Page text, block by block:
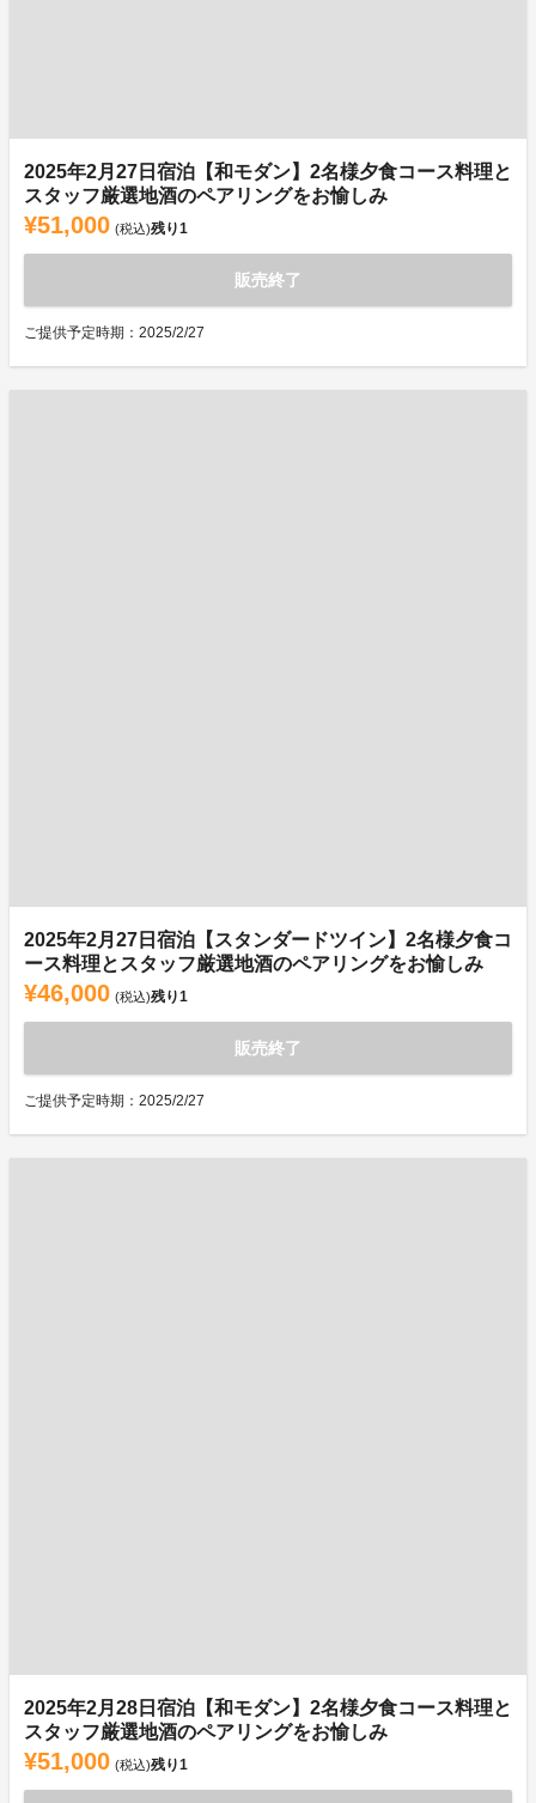
2025年2月27日宿泊【和モダン】2名様夕食コース料理と
スタッフ厳選地酒のペアリングをお愉しみ
¥51,000 (税込)残り1
販売終了
ご提供予定時期：2025/2/27
2025年2月27日宿泊【スタンダードツイン】2名様夕食コ
ース料理とスタッフ厳選地酒のペアリングをお愉しみ
¥46,000 (税込)残り1
販売終了
ご提供予定時期：2025/2/27
2025年2月28日宿泊【和モダン】2名様夕食コース料理と
スタッフ厳選地酒のペアリングをお愉しみ
¥51,000 (税込)残り1